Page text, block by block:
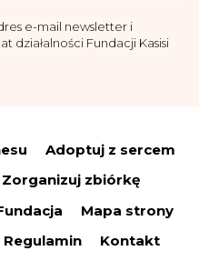
e-mail newsletter i
działalności Fundacji Kasisi
Osobowych, z którym można się
fundacji – co stanowi
Adoptuj z sercem
Zorganizuj zbiórkę
Mapa strony
Regulamin Kontakt